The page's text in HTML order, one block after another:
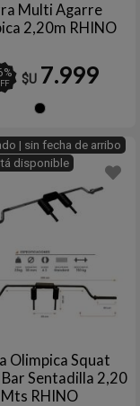
Multi Agarre
2,20m RHINO
% $U 7.999
| sin fecha de arribo
disponible
Olimpica Squat
Sentadilla 2,20
Mts RHINO